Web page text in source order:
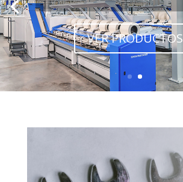
VER PRODUCTOS